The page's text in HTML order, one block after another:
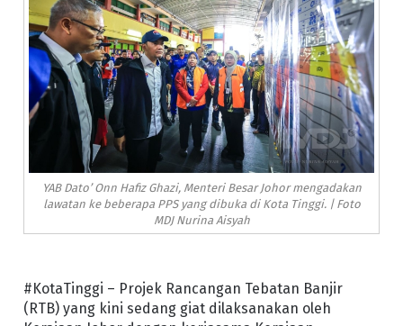
YAB Dato’ Onn Hafiz Ghazi, Menteri Besar Johor mengadakan
lawatan ke beberapa PPS yang dibuka di Kota Tinggi. | Foto
MDJ Nurina Aisyah
#KotaTinggi – Projek Rancangan Tebatan Banjir
(RTB) yang kini sedang giat dilaksanakan oleh